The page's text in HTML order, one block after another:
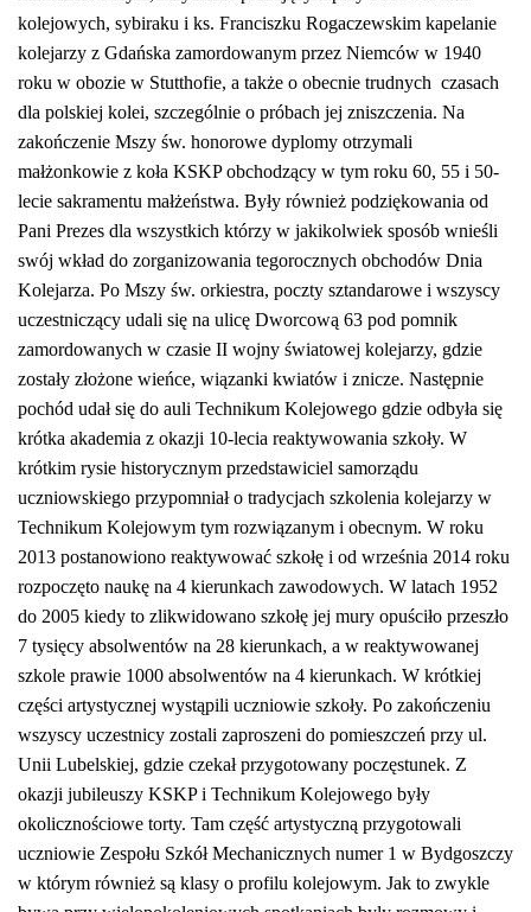
kolejowych, sybiraku i ks. Franciszku Rogaczewskim kapelanie
kolejarzy z Gdańska zamordowanym przez Niemców w 1940
roku w obozie w Stutthofie, a także o obecnie trudnych czasach
dla polskiej kolei, szczególnie o próbach jej zniszczenia. Na
zakończenie Mszy św. honorowe dyplomy otrzymali
małżonkowie z koła KSKPobchodzący w tym roku 60, 55 i 50-
lecie sakramentu małżeństwa. Były również podziękowania od
Pani Prezes dla wszystkich którzy w jakikolwiek sposób wnieśli
swój wkład do zorganizowania tegorocznych obchodów Dnia
Kolejarza. Po Mszy św. orkiestra, poczty sztandarowe i wszyscy
uczestniczący udali się na ulicę Dworcową 63 pod pomnik
zamordowanych w czasie II wojny światowej kolejarzy, gdzie
zostały złożone wieńce, wiązanki kwiatów i znicze. Następnie
pochód udał się do auli Technikum Kolejowego gdzie odbyła się
krótka akademia z okazji 10-lecia reaktywowania szkoły. W
krótkim rysie historycznym przedstawiciel samorządu
uczniowskiego przypomniał o tradycjach szkolenia kolejarzy w
Technikum Kolejowym tym rozwiązanym i obecnym. W roku
2013 postanowiono reaktywować szkołę i od września 2014 roku
rozpoczęto naukę na 4 kierunkach zawodowych. W latach 1952
do 2005 kiedy to zlikwidowano szkołę jej mury opuściło przeszło
7 tysięcy absolwentów na 28 kierunkach, a w reaktywowanej
szkole prawie 1000 absolwentów na 4 kierunkach. W krótkiej
części artystycznej wystąpili uczniowie szkoły. Po zakończeniu
wszyscy uczestnicy zostali zaproszeni do pomieszczeń przy ul.
Unii Lubelskiej, gdzie czekał przygotowany poczęstunek. Z
okazji jubileuszy KSKP i Technikum Kolejowego były
okolicznościowe torty. Tam część artystyczną przygotowali
uczniowie Zespołu SzkółMechanicznych numer 1 w Bydgoszczy
w którym również są klasy o profilu kolejowym. Jak to zwykle